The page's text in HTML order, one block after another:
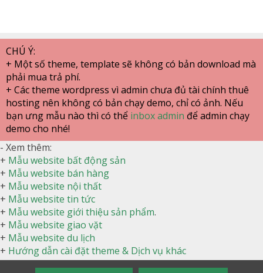
CHÚ Ý:
+ Một số theme, template sẽ không có bản download mà
phải mua trả phí.
+ Các theme wordpress vì admin chưa đủ tài chính thuê
hosting nên không có bản chạy demo, chỉ có ảnh. Nếu
bạn ưng mẫu nào thì có thể inbox admin để admin chạy
demo cho nhé!
- Xem thêm:
+ Mẫu website bất động sản
+ Mẫu website bán hàng
+ Mẫu website nội thất
+ Mẫu website tin tức
+ Mẫu website giới thiệu sản phẩm.
+ Mẫu website giao vặt
+ Mẫu website du lịch
+ Hướng dẫn cài đặt theme & Dịch vụ khác